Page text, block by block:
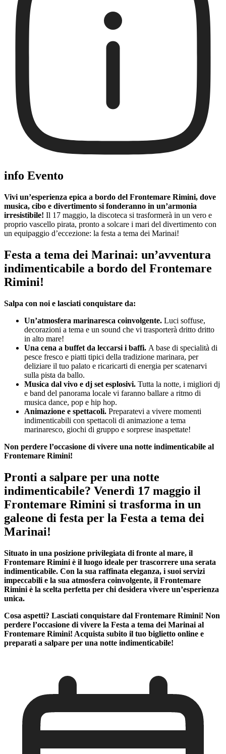
info Evento
Vivi un’esperienza epica a bordo del Frontemare Rimini, dove
musica, cibo e divertimento si fonderanno in un’armonia
irresistibile! Il 17 maggio, la discoteca si trasformerà in un vero e
proprio vascello pirata, pronto a solcare i mari del divertimento con
un equipaggio d’eccezione: la festa a tema dei Marinai!
Festa a tema dei Marinai: un’avventura
indimenticabile a bordo del Frontemare
Rimini!
Salpa con noi e lasciati conquistare da:
Un’atmosfera marinaresca coinvolgente. Luci soffuse,
decorazioni a tema e un sound che vi trasporterà dritto dritto
in alto mare!
Una cena a buffet da leccarsi i baffi. A base di specialità di
pesce fresco e piatti tipici della tradizione marinara, per
deliziare il tuo palato e ricaricarti di energia per scatenarvi
sulla pista da ballo.
Musica dal vivo e dj set esplosivi. Tutta la notte, i migliori dj
e band del panorama locale vi faranno ballare a ritmo di
musica dance, pop e hip hop.
Animazione e spettacoli. Preparatevi a vivere momenti
indimenticabili con spettacoli di animazione a tema
marinaresco, giochi di gruppo e sorprese inaspettate!
Non perdere l’occasione di vivere una notte indimenticabile al
Frontemare Rimini!
Pronti a salpare per una notte
indimenticabile? Venerdì 17 maggio il
Frontemare Rimini si trasforma in un
galeone di festa per la Festa a tema dei
Marinai!
Situato in una posizione privilegiata di fronte al mare, il
Frontemare Rimini è il luogo ideale per trascorrere una serata
indimenticabile. Con la sua raffinata eleganza, i suoi servizi
impeccabili e la sua atmosfera coinvolgente, il Frontemare
Rimini è la scelta perfetta per chi desidera vivere un’esperienza
unica.
Cosa aspetti? Lasciati conquistare dal Frontemare Rimini! Non
perdere l’occasione di vivere la Festa a tema dei Marinai al
Frontemare Rimini! Acquista subito il tuo biglietto online e
preparati a salpare per una notte indimenticabile!